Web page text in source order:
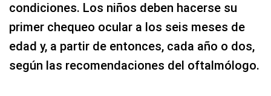
condiciones. Los niños deben hacerse su
primer chequeo ocular a los seis meses de
edad y, a partir de entonces, cada año o dos,
según las recomendaciones del oftalmólogo.